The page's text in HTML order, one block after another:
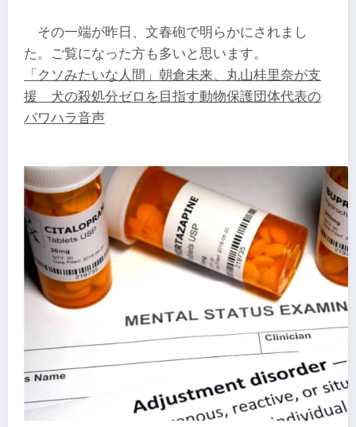
その一端が昨日、文春砲で明らかにされまし
た。ご覧になった方も多いと思います。
「クソみたいな人間」朝倉未来、丸山桂里奈が支
援 犬の殺処分ゼロを目指す動物保護団体代表の
パワハラ音声